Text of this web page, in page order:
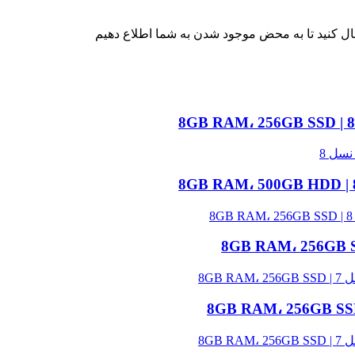
کنید تا به محض موجود شدن به شما اطلاع دهیم